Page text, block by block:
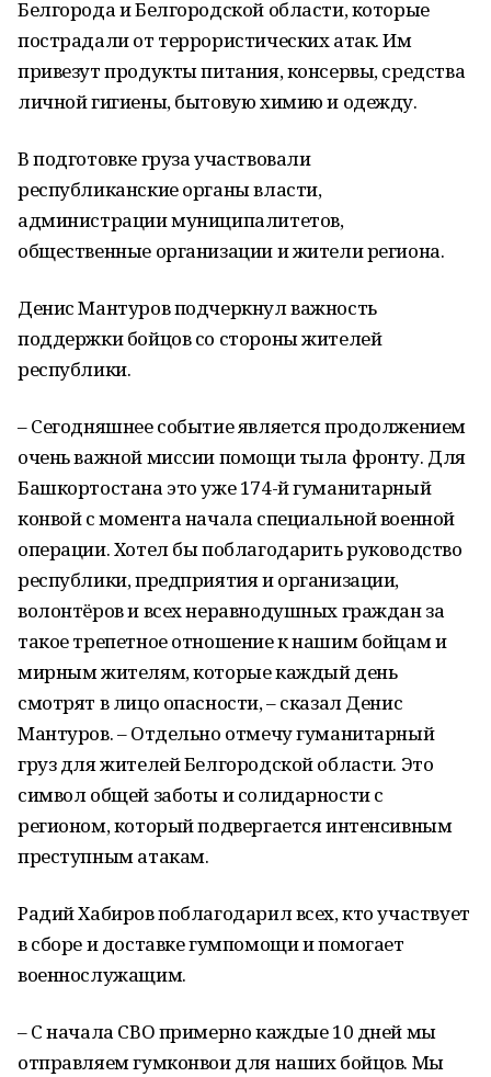
Белгорода и Белгородской области, которые
пострадали от террористических атак. Им
привезут продукты питания, консервы, средства
личной гигиены, бытовую химию и одежду.
В подготовке груза участвовали
республиканские органы власти,
администрации муниципалитетов,
общественные организации и жители региона.
Денис Мантуров подчеркнул важность
поддержки бойцов со стороны жителей
республики.
– Сегодняшнее событие является продолжением
очень важной миссии помощи тыла фронту. Для
Башкортостана это уже 174-й гуманитарный
конвой с момента начала специальной военной
операции. Хотел бы поблагодарить руководство
республики, предприятия и организации,
волонтёров и всех неравнодушных граждан за
такое трепетное отношение к нашим бойцам и
мирным жителям, которые каждый день
смотрят в лицо опасности, – сказал Денис
Мантуров. – Отдельно отмечу гуманитарный
груз для жителей Белгородской области. Это
символ общей заботы и солидарности с
регионом, который подвергается интенсивным
преступным атакам.
Радий Хабиров поблагодарил всех, кто участвует
в сборе и доставке гумпомощи и помогает
военнослужащим.
– С начала СВО примерно каждые 10 дней мы
отправляем гумконвои для наших бойцов. Мы